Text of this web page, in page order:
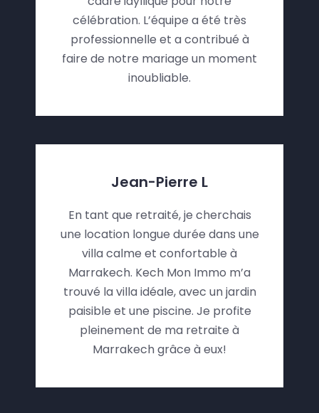
célébration. L’équipe a été très
professionnelle et a contribué à
faire de notre mariage un moment
inoubliable.
Jean-Pierre L
En tant que retraité, je cherchais
une location longue durée dans une
villa calme et confortable à
Marrakech. Kech Mon Immo m’a
trouvé la villa idéale, avec un jardin
paisible et une piscine. Je profite
pleinement de ma retraite à
Marrakech grâce à eux!